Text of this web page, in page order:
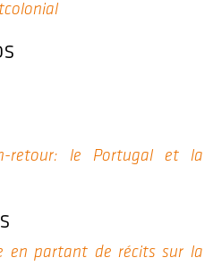
retour: le Portugal et la
en partant de récits sur la